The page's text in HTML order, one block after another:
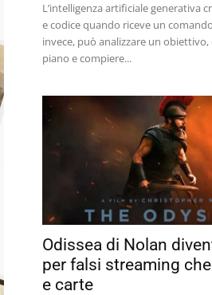
L’intelligenza artificiale generativa
e codice quando riceve un
invece, può analizzare un
piano e compiere...
Odissea di Nolan
per falsi streaming
e carte